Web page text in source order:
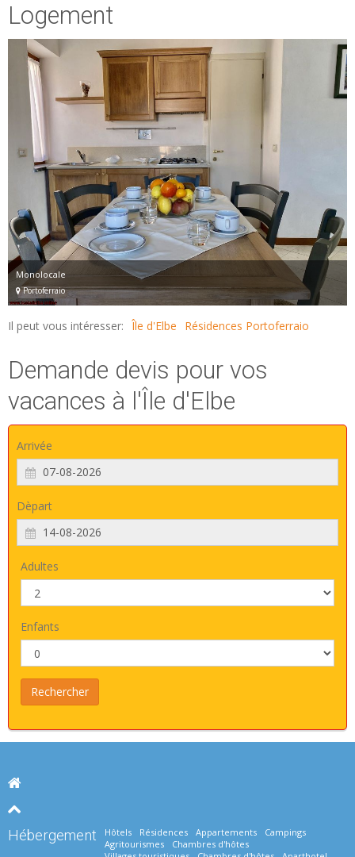
Logement
Monolocale
Portoferraio
Il peut vous intéresser: Île d'Elbe Résidences Portoferraio
Demande devis pour vos
vacances à l'Île d'Elbe
Arrivée
Dèpart
Adultes
Enfants
Hébergement Hôtels Résidences Appartements
Campings
Agritourismes
Chambres d'hôtes